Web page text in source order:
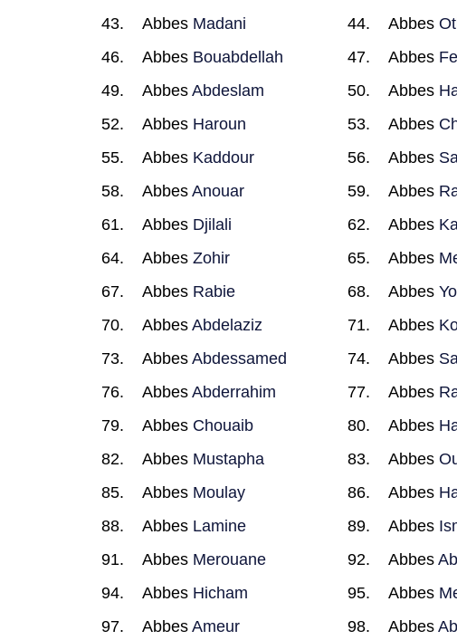
Abbes Madani Abbes
Abbes Bouabdellah Abbes
Abbes Abdeslam Abbes
Abbes Haroun Abbes
Abbes Kaddour Abbes
Abbes Anouar Abbes
Abbes Djilali Abbes
Abbes Zohir Abbes
Abbes Rabie Abbes
Abbes Abdelaziz Abbes
Abbes Abdessamed Abbes
Abbes Abderrahim Abbes
Abbes Chouaib Abbes
Abbes Mustapha Abbes
Abbes Moulay Abbes
Abbes Lamine Abbes
Abbes Merouane Abbes
Abbes Hicham Abbes
Abbes Ameur Abbes